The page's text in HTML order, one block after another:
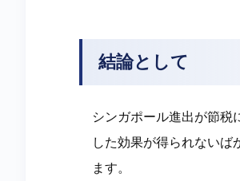
結論として
シンガポール進出が節税
した効果が得られないば
ます。